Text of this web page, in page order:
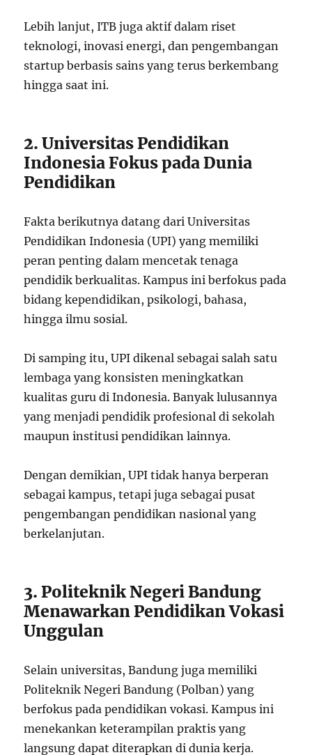
Lebih lanjut, ITB juga aktif dalam riset
teknologi, inovasi energi, dan pengembangan
startup berbasis sains yang terus berkembang
hingga saat ini.
2. Universitas Pendidikan
Indonesia Fokus pada Dunia
Pendidikan
Fakta berikutnya datang dari Universitas
Pendidikan Indonesia (UPI) yang memiliki
peran penting dalam mencetak tenaga
pendidik berkualitas. Kampus ini berfokus pada
bidang kependidikan, psikologi, bahasa,
hingga ilmu sosial.
Di samping itu, UPI dikenal sebagai salah satu
lembaga yang konsisten meningkatkan
kualitas guru di Indonesia. Banyak lulusannya
yang menjadi pendidik profesional di sekolah
maupun institusi pendidikan lainnya.
Dengan demikian, UPI tidak hanya berperan
sebagai kampus, tetapi juga sebagai pusat
pengembangan pendidikan nasional yang
berkelanjutan.
3. Politeknik Negeri Bandung
Menawarkan Pendidikan Vokasi
Unggulan
Selain universitas, Bandung juga memiliki
Politeknik Negeri Bandung (Polban) yang
berfokus pada pendidikan vokasi. Kampus ini
menekankan keterampilan praktis yang
langsung dapat diterapkan di dunia kerja.